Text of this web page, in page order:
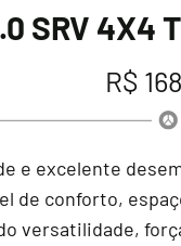
SRV 4X4
R$
e excelente
de conforto,
versatilidade,